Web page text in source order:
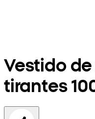
Vestido
tirantes